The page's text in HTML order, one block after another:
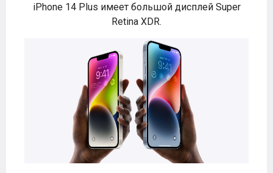
iPhone 14 Plus имеет большой дисплей Super
Retina XDR.